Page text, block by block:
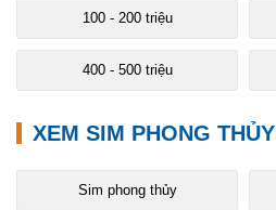
100 - 200 triệu
400 - 500 triệu
XEM SIM PHONG THỦY
Sim phong thủy